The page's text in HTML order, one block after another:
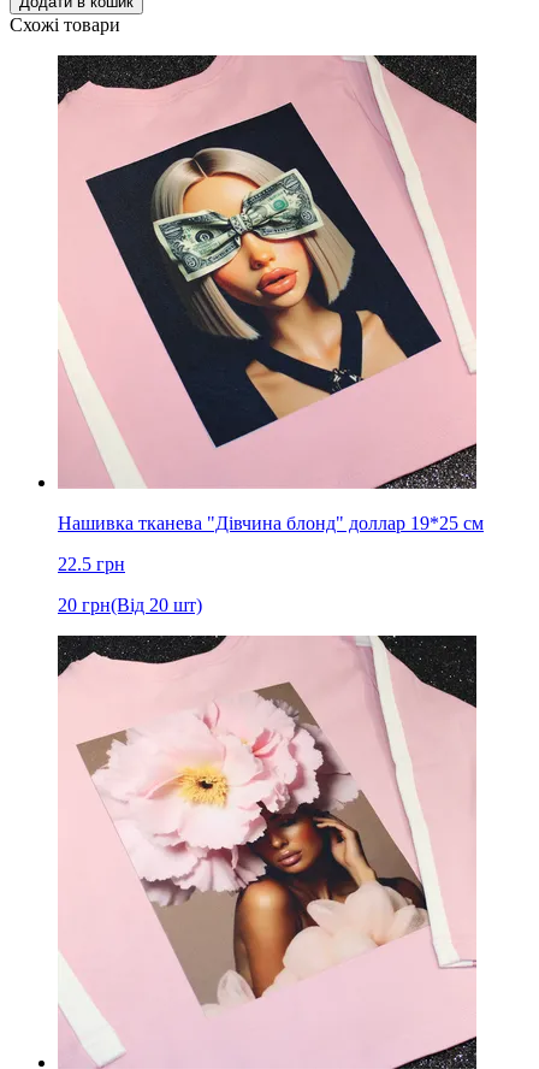
Схожі товари
Нашивка тканева "Дівчина блонд" доллар 19*25 см
22.5 грн
20 грн(Від 20 шт)